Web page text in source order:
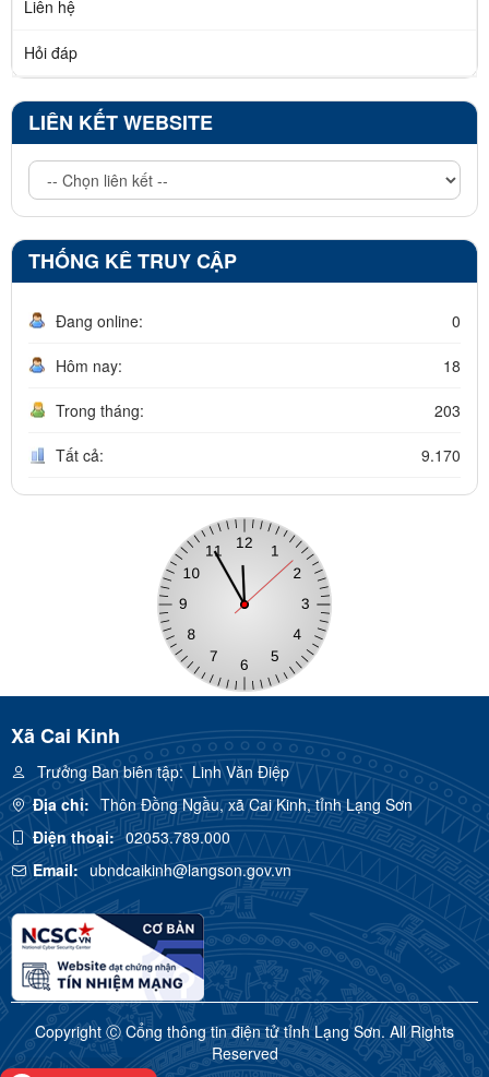
Liên hệ
Hỏi đáp
LIÊN KẾT WEBSITE
THỐNG KÊ TRUY CẬP
Đang online: 0
Hôm nay: 18
Trong tháng: 203
Tất cả: 9.170
Xã Cai Kinh
Trưởng Ban biên tập:Linh Văn Điệp
Địa chỉ: Thôn Đồng Ngầu, xã Cai Kinh, tỉnh Lạng Sơn
Điện thoại: 02053.789.000
Email: ubndcaikinh@langson.gov.vn
Copyright Ⓒ Cổng thông tin điện tử tỉnh Lạng Sơn. All Rights
Reserved